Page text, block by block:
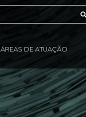
ÁREAS DE ATUAÇÃO